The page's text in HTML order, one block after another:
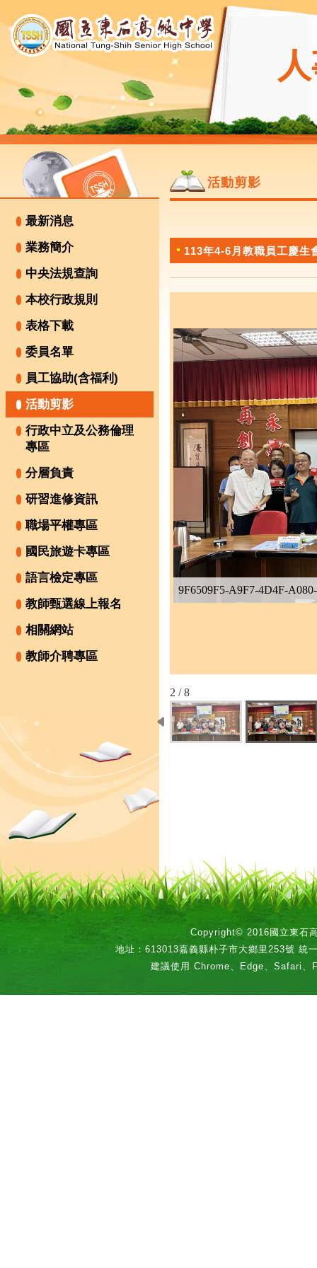
最新消息
業務簡介
中央法規查詢
本校行政規則
表格下載
委員名單
員工協助(含福利)
活動剪影
行政中立及公務倫理
專區
分層負責
研習進修資訊
職場平權專區
國民旅遊卡專區
語言檢定專區
教師甄選線上報名
相關網站
教師介聘專區
活動剪影
113年4-6月教職員工慶生
9F6509F5-A9F7-4D4F-
2 / 8
Copyright© 2016國立東石
地址：613013嘉義縣朴子市大鄉里253號 統
建議使用 Chrome、Edge、Safari